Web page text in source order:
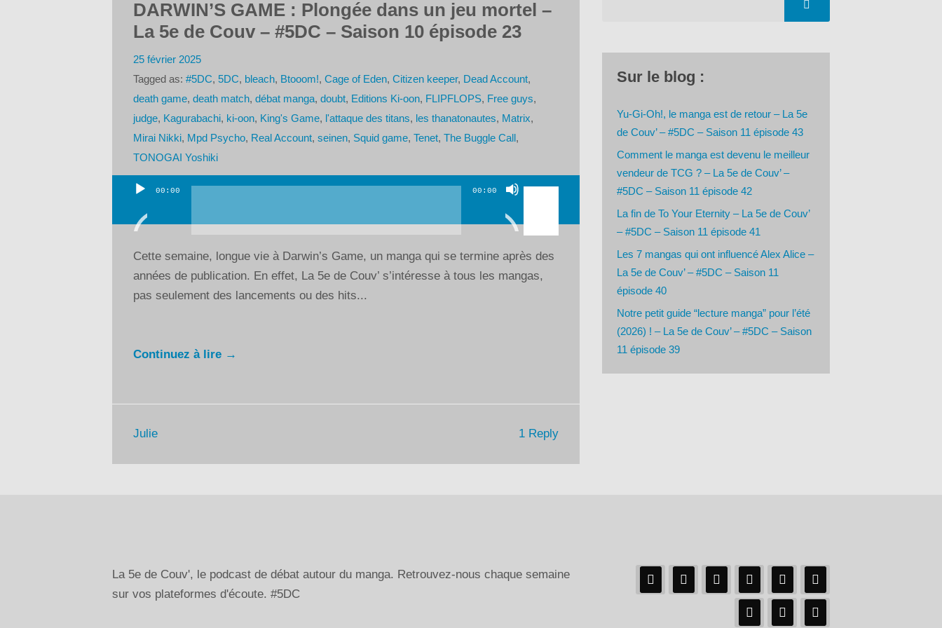
DARWIN’S GAME : Plongée dans un jeu mortel –
La 5e de Couv – #5DC – Saison 10 épisode 23
25 février 2025
Tagged as: #5DC, 5DC, bleach, Btooom!, Cage of Eden, Citizen keeper, Dead Account,
death game, death match, débat manga, doubt, Editions Ki-oon, FLIPFLOPS, Free guys,
judge, Kagurabachi, ki-oon, King's Game, l'attaque des titans, les thanatonautes, Matrix,
Mirai Nikki, Mpd Psycho, Real Account, seinen, Squid game, Tenet, The Buggle Call,
TONOGAI Yoshiki
Lecteur
audio
00:00 00:00
Utilisez
flèches
pour
augmenter
Cette semaine, longue vie à Darwin’s Game, un manga qui se termine après des
années de publication. En effet, La 5e de Couv’ s’intéresse à tous les mangas,
pas seulement des lancements ou des hits...
Continuez à lire →
1 Reply
Julie
Sur le blog :
Yu-Gi-Oh!, le manga est de retour – La 5e
de Couv’ – #5DC – Saison 11 épisode 43
Comment le manga est devenu le meilleur
vendeur de TCG ? – La 5e de Couv’ –
#5DC – Saison 11 épisode 42
La fin de To Your Eternity – La 5e de Couv’
– #5DC – Saison 11 épisode 41
Les 7 mangas qui ont influencé Alex Alice –
La 5e de Couv’ – #5DC – Saison 11
épisode 40
Notre petit guide “lecture manga” pour l’été
(2026) ! – La 5e de Couv’ – #5DC – Saison
11 épisode 39
La 5e de Couv', le podcast de débat autour du manga. Retrouvez-nous chaque semaine
sur vos plateformes d'écoute. #5DC